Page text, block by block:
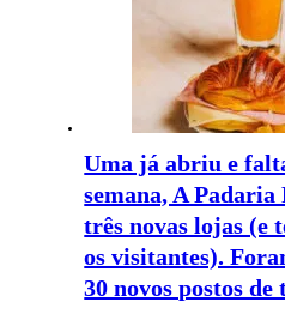
Uma já abriu e
semana, A
três novas lojas (e
os visitantes).
30 novos postos